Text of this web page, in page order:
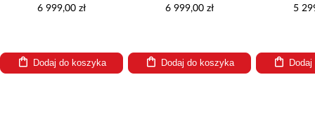
6 999,00 zł
do koszyka
6 999,00 zł
Dodaj do koszyka
5 299,00 zł
Dodaj do